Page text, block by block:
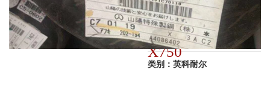
品名：Inconel
X750
类别：英科耐尔